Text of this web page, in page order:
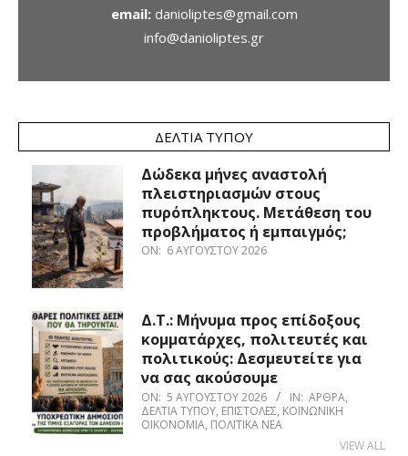
email: danioliptes@gmail.com
info@danioliptes.gr
ΔΕΛΤΊΑ ΤΎΠΟΥ
Δώδεκα μήνες αναστολή
πλειστηριασμών στους
πυρόπληκτους. Μετάθεση του
προβλήματος ή εμπαιγμός;
ON: 6 ΑΥΓΟΎΣΤΟΥ 2026
Δ.Τ.: Μήνυμα προς επίδοξους
κομματάρχες, πολιτευτές και
πολιτικούς: Δεσμευτείτε για
να σας ακούσουμε
ON: 5 ΑΥΓΟΎΣΤΟΥ 2026 IN: ΆΡΘΡΑ,
ΔΕΛΤΊΑ ΤΎΠΟΥ, ΕΠΙΣΤΟΛΈΣ, ΚΟΙΝΩΝΙΚΉ
ΟΙΚΟΝΟΜΊΑ, ΠΟΛΙΤΙΚΆ ΝΈΑ
VIEW ALL